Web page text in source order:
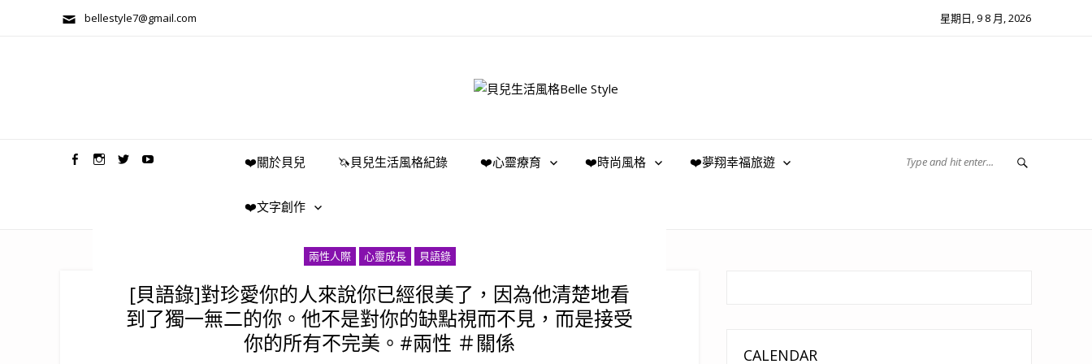
bellestyle7@gmail.com 星期日, 9 8 月, 2026
❤️關於貝兒 🦄️貝兒生活風格紀錄 ❤️心靈療育 ❤️時尚風格 ❤️夢翔幸福旅遊
❤️文字創作
兩性人際 心靈成長 貝語錄
[貝語錄]對珍愛你的人來說你已經很美了，因為他清楚地看
到了獨一無二的你。他不是對你的缺點視而不見，而是接受
你的所有不完美。#兩性 ＃關係
CALENDAR